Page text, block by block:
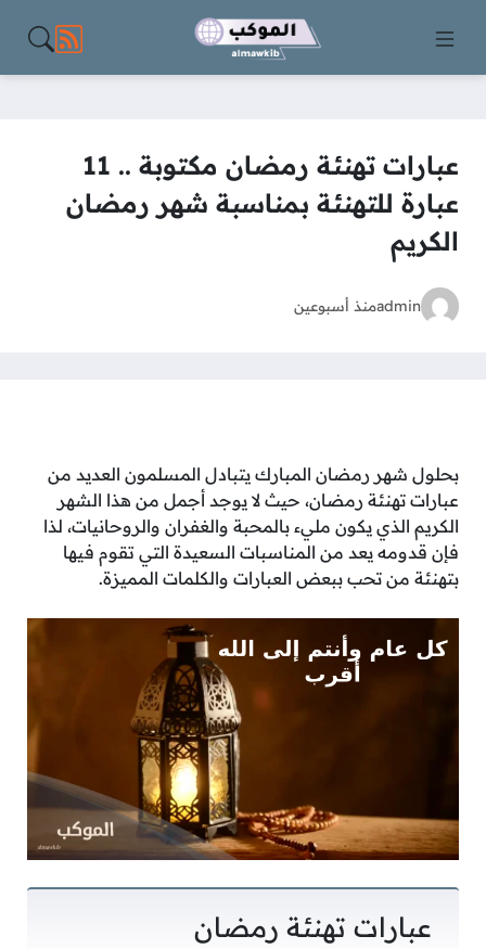
مواقع
عبارات تهنئة رمضان مكتوبة .. 11
عبارة للتهنئة بمناسبة شهر رمضان
الكريم
adminمنذ أسبوعين
بحلول شهر رمضان المبارك يتبادل المسلمون العديد من
عبارات تهنئة رمضان، حيث لا يوجد أجمل من هذا الشهر
الكريم الذي يكون مليء بالمحبة والغفران والروحانيات، لذا
فإن قدومه يعد من المناسبات السعيدة التي تقوم فيها
بتهنئة من تحب ببعض العبارات والكلمات المميزة.
عبارات تهنئة رمضان